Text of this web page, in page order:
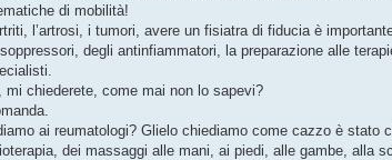
di mobilità!
l’artrosi, i tumori, avere un fisiatra di fiducia è
degli antinfiammatori, la preparazione alle
mi chiederete, come mai non lo sapevi?
ai reumatologi? Glielo chiediamo come cazzo è stato
dei massaggi alle mani, ai piedi, alle gambe, alla